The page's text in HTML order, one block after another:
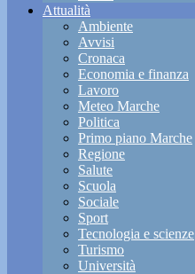
Attualità
Ambiente
Avvisi
Cronaca
Economia e finanza
Lavoro
Meteo Marche
Politica
Primo piano Marche
Regione
Salute
Scuola
Sociale
Sport
Tecnologia e scienze
Turismo
Università